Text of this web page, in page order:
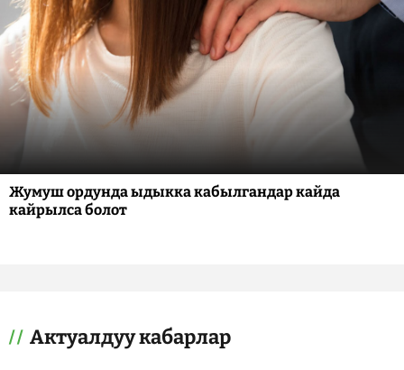
Жумуш ордунда ыдыкка кабылгандар кайда
кайрылса болот
Актуалдуу кабарлар